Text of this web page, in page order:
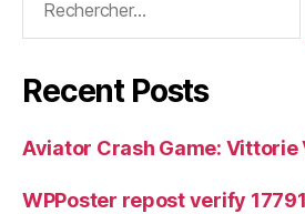
Recent Posts
Aviator Crash Game: Vittorie
WPPoster repost verify